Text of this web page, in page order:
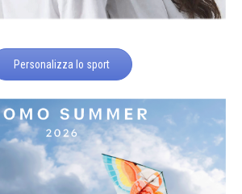
Personalizza lo sport